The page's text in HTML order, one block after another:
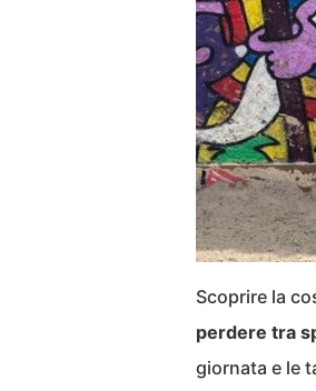
Scoprire la
perdere tra
giornata e le